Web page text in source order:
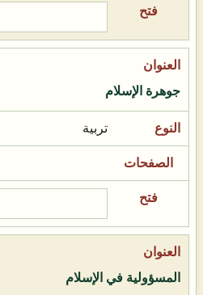
جوهرة الإسلام
تربية
المسؤولية في الإسلام